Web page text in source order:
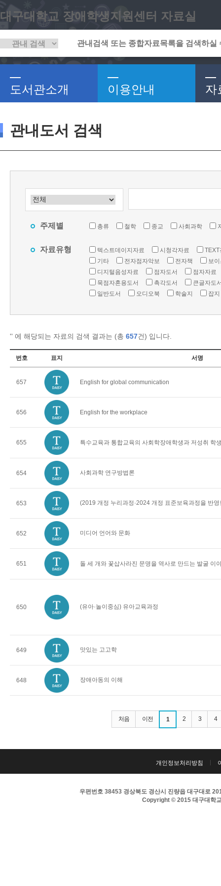
대구대학교 장애학생지원센터 자료실
도서관소개 이용안내 자
관내도서 검색
주제별 총류 철학 종교 사회과학
자료유형 텍스트데이지자료 시청각자료
TEXT
기타
전자점자악보 전자책
보
디지털음성자료
점자도서
점자자료
묵점자혼용도서
촉각도서
큰글자도
일반도서
오디오북 학술지 잡지
'' 에 해당되는 자료의 검색 결과는 (총 657건) 입니다.
번호 표지 서명
657 English for global communication
656 English for the workplace
655 특수교육과 통합교육의 사회학장애학생과 저성취 학
654 사회과학 연구방법론
653 (2019 개정 누리과정·2024 개정 표준보육과정을 반
652 미디어 언어와 문화
651 돌 세 개와 꽃삽사라진 문명을 역사로 만드는 발굴 이
650 (유아·놀이중심) 유아교육과정
649 맛있는 고고학
648 장애아동의 이해
처음 이전 1 2 3 4
개인정보처리방침
우편번호 38453 경상북도 경산시 진량읍 대구대로
Copyright © 2015 대구대학